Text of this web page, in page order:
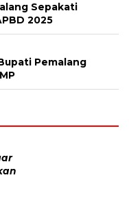
Sepakati
2025
Pemalang